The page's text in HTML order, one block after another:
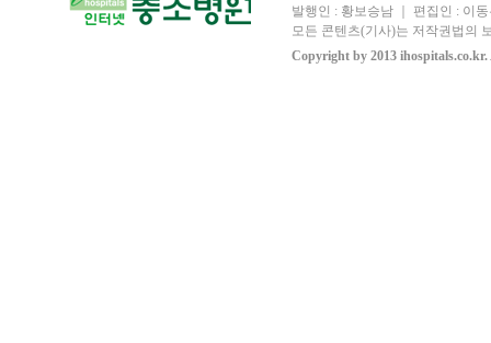
발행인 : 황보승남 ｜ 편집인 : 이
모든 콘텐츠(기사)는 저작권법의
Copyright by 2013 ihospitals.co.kr.